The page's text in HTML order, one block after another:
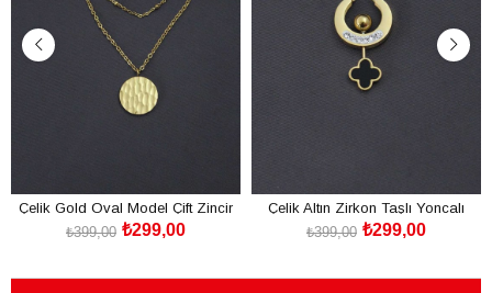
Çelik Gold Oval Model Çift Zincir
Kadın Kolye
₺299,00
₺399,00
Çelik Altın Zirkon Taşlı Yoncalı
Kadın Kolye
₺299,00
₺399,00